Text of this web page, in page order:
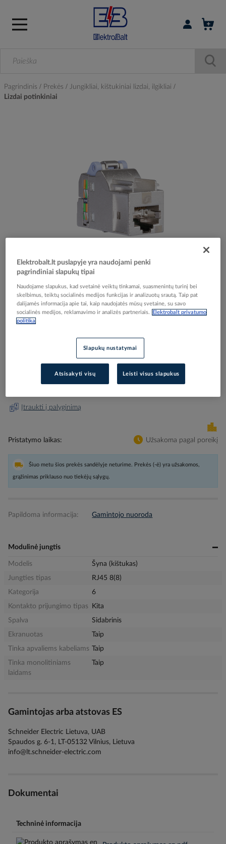
Prisijungti /
Pagrindinis Prekės
Jungikliai, kištukiniai lizdai, ilgikliai
Lizdai potinkiniai
Skip
the
beginning
Reali prekė gali skirtis nuo pavaizduotos nuotraukoje
Lizdas RJ45 Cat 6e Actassi - SCHNEIDER ELECTRIC
Elektrobalt prekės kodas
Gamintojo prekės kodas
Įtraukti į palyginimą
Pristatymo laikas Užsakoma pagal poreikį
Šiuo metu šios prekės sandėlyje neturime. Prekės (-ė) yra užsakomos,
grąžinimas priklauso nuo tiekėjų sąlygų.
Papildoma informacija: Gamintojo nuoroda
Modulinė jungtis
Modelis
Šyna (kištukas)
Jungties tipas
RJ45 8(8)
Kategorija
6
Kontakto prijungimo tipas
Kita
Spalva
Sidabrinis
Ekranuotas
Taip
Tinka apvaliems kabeliams
Taip
Tinka monolitiniams
laidams
Taip
Gamintojas arba atstovas ES
Schneider Electric Lietuva, UAB
Spaudos g. 6-1, LT-05132 Vilnius, Lietuva
info@lt.schneider-electric.com
Dokumentai
Techninė informacija
Elektrobalt.lt puslapyje yra naudojami penki
pagrindiniai slapukų tipai
Naudojame slapukus, kad svetainė veiktų tinkamai, suasmenintų turinį bei
skelbimus, teiktų socialinės medijos funkcijas ir analizuotų srautą. Taip pat
dalijamės informacija apie tai, kaip naudojatės mūsų svetaine, su savo
socialinės medijos, reklamavimo ir analizės partneriais.
Elektrobalt privatumo
politika
Slapukų nustatymai
Atsisakyti visų Leisti visus slapukus